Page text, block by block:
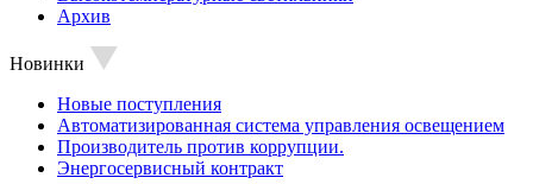
Архив
Новинки
Новые поступления
Автоматизированная система управления освещением
Производитель против коррупции.
Энергосервисный контракт